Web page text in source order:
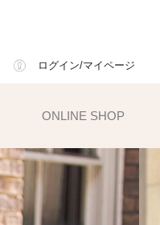
ログイン/マイページ
ONLINE SHOP